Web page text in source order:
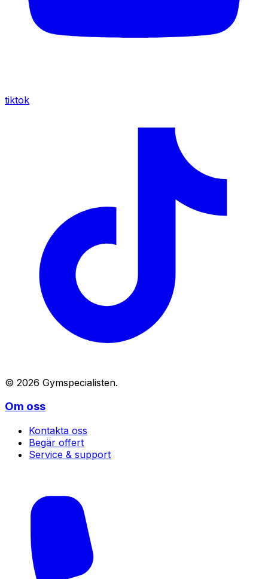
tiktok
© 2026 Gymspecialisten.
Om oss
Kontakta oss
Begär offert
Service & support